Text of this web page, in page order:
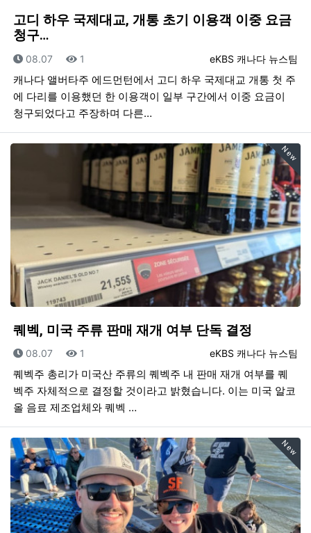
고디 하우 국제대교, 개통 초기 이용객 이중 요금
청구…
등록자
eKBS 캐나다 뉴스팀
등록일
08.07 조회
1
캐나다 앨버타주 에드먼턴에서 고디 하우 국제대교 개통 첫 주
에 다리를 이용했던 한 이용객이 일부 구간에서 이중 요금이
청구되었다고 주장하며 다른…
New
퀘벡, 미국 주류 판매 재개 여부 단독 결정
등록자
eKBS 캐나다 뉴스팀
등록일
08.07 조회
1
퀘벡주 총리가 미국산 주류의 퀘벡주 내 판매 재개 여부를 퀘
벡주 자체적으로 결정할 것이라고 밝혔습니다. 이는 미국 알코
올 음료 제조업체와 퀘벡 …
New